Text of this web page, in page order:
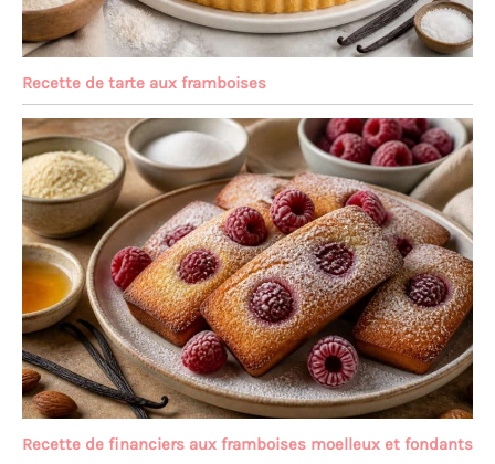
Recette de tarte aux framboises
Recette de financiers aux framboises moelleux et fondants